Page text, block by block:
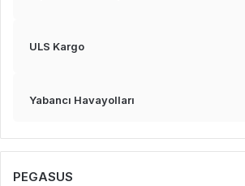
ULS Kargo
Yabancı Havayolları
PEGASUS